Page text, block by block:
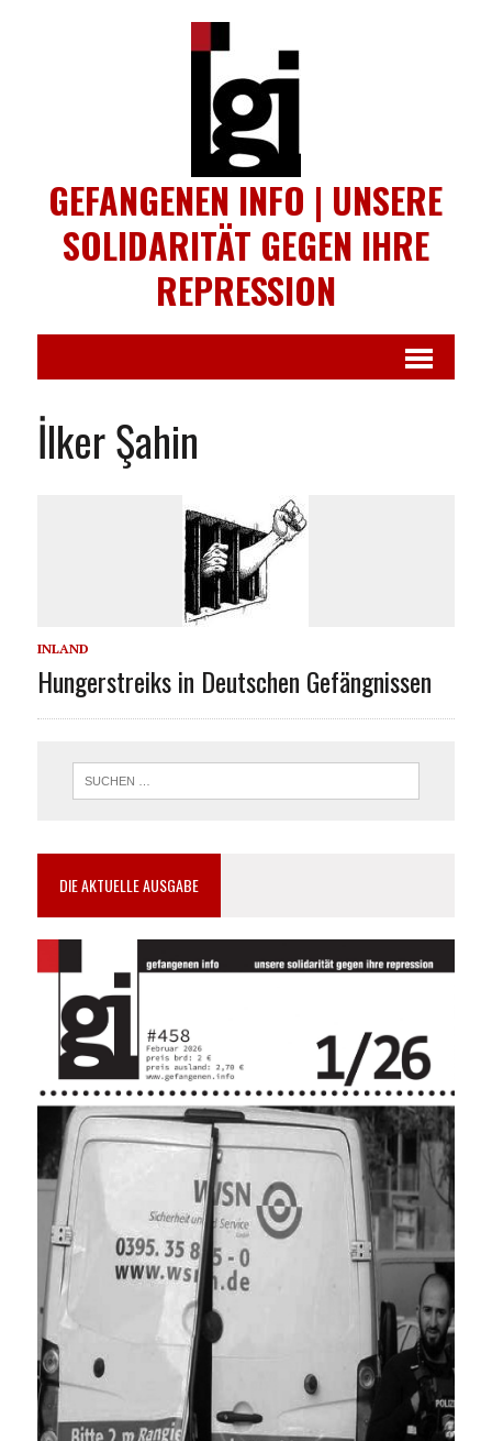
GEFANGENEN INFO | UNSERE
SOLIDARITÄT GEGEN IHRE
REPRESSION
İlker Şahin
INLAND
Hungerstreiks in Deutschen Gefängnissen
DIE AKTUELLE AUSGABE